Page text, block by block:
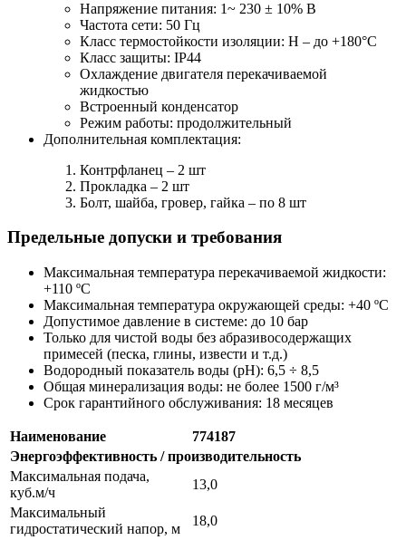
Напряжение питания: 1~ 230 ± 10% В
Частота сети: 50 Гц
Класс термостойкости изоляции: H – до +180°С
Класс защиты: IP44
Охлаждение двигателя перекачиваемой
жидкостью
Встроенный конденсатор
Режим работы: продолжительный
Дополнительная комплектация:
Контрфланец – 2 шт
Прокладка – 2 шт
Болт, шайба, гровер, гайка – по 8 шт
Предельные допуски и требования
Максимальная температура перекачиваемой жидкости:
+110 ºC
Максимальная температура окружающей среды: +40 ºC
Допустимое давление в системе: до 10 бар
Только для чистой воды без абразивосодержащих
примесей (песка, глины, извести и т.д.)
Водородный показатель воды (pH): 6,5 ÷ 8,5
Общая минерализация воды: не более 1500 г/м³
Срок гарантийного обслуживания: 18 месяцев
Наименование
774187
Энергоэффективность / производительность
Максимальная подача,
куб.м/ч
13,0
Максимальный
гидростатический напор, м
18,0